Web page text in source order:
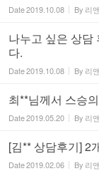
Date2019.10.08 By 리
나누고 싶은 상담
다.
Date2019.10.08 By 리
최**님께서 스승
Date2019.05.20 By 리
[김** 상담후기] 2
Date2019.02.06 By 리